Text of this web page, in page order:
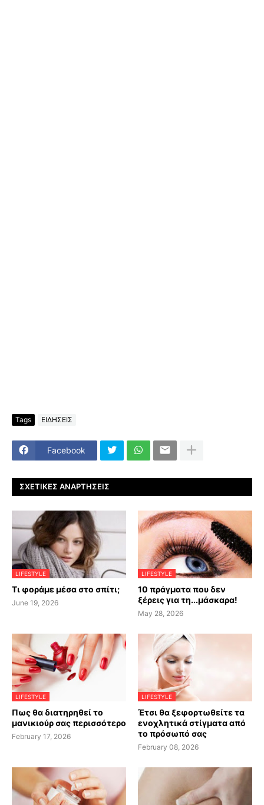
Tags ΕΙΔΗΣΕΙΣ
Facebook
ΣΧΕΤΙΚΈΣ ΑΝΑΡΤΉΣΕΙΣ
LIFESTYLE
Τι φοράμε μέσα στο σπίτι;
June 19, 2026
LIFESTYLE
10 πράγματα που δεν
ξέρεις για τη...μάσκαρα!
May 28, 2026
LIFESTYLE
Πως θα διατηρηθεί το
μανικιούρ σας περισσότερο
February 17, 2026
LIFESTYLE
Έτσι θα ξεφορτωθείτε τα
ενοχλητικά στίγματα από
το πρόσωπό σας
February 08, 2026